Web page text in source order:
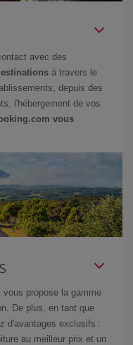
avec des
à travers le
depuis des
l'hébergement de vos
vous
, vous propose la gamme
De plus, en tant que
d'avantages exclusifs :
au meilleur prix et un